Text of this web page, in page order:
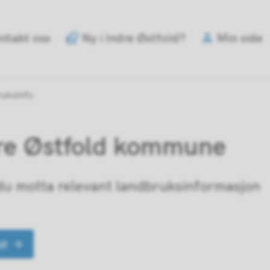
oss Ny i Indre Østfold? Min side
Østfold kommune
motta relevant landbruksinformasjon